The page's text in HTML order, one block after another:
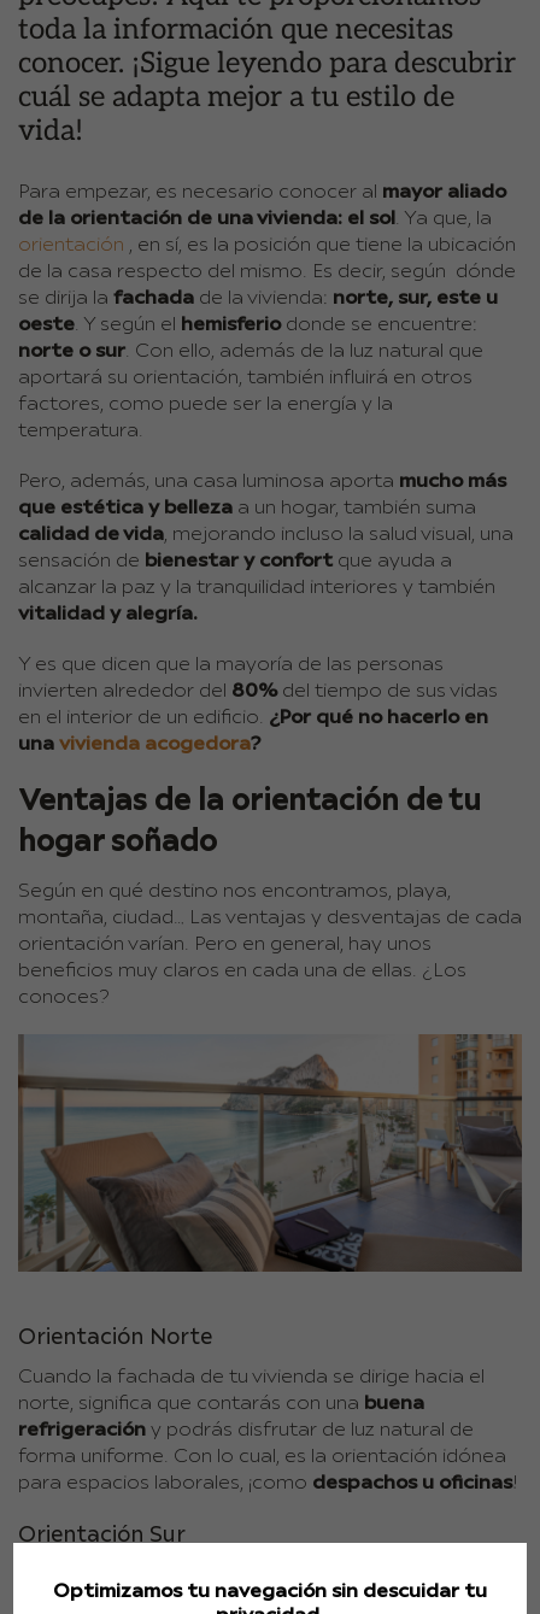
toda la información que necesitas
conocer. ¡Sigue leyendo para descubrir
cuál se adapta mejor a tu estilo de
vida!
Para empezar, es necesario conocer al mayor aliado
de la orientación de una vivienda: el sol
. Ya que, la
orientación , en sí, es la posición que tiene la ubicación
de la casa respecto del mismo. Es decir, según dónde
se dirija la fachada de la vivienda: norte, sur, este u
oeste . Y según el hemisferiodonde se encuentre:
norte o sur . Con ello, además de la luz natural que
aportará su orientación, también influirá en otros
factores, como puede ser la energía y la
temperatura.
Pero, además, una casa luminosa aporta mucho más
que estética y belleza a un hogar, también suma
calidad de vida , mejorando incluso la salud visual, una
sensación de bienestar y confort que ayuda a
alcanzar la paz y la tranquilidad interiores y también
vitalidad y alegría.
Y es que dicen que la mayoría de las personas
invierten alrededor del 80%del tiempo de sus vidas
en el interior de un edificio. ¿Por qué no hacerlo en
una vivienda acogedora?
Ventajas de la orientación de tu
hogar soñado
Según en qué destino nos encontramos, playa,
montaña, ciudad… Las ventajas y desventajas de cada
orientación varían. Pero en general, hay unos
beneficios muy claros en cada una de ellas. ¿Los
conoces?
Orientación Norte
Cuando la fachada de tu vivienda se dirige hacia el
norte, significa que contarás con una buena
refrigeración y podrás disfrutar de luz natural de
forma uniforme. Con lo cual, es la orientación idónea
para espacios laborales, ¡como despachos u oficinas!
Orientación Sur
poderoso potencial: la luz solardurante todo el año,
Optimizamos tu navegación sin descuidar tu